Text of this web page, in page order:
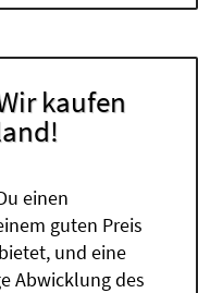
kaufen
einen
guten Preis
und eine
Abwicklung des